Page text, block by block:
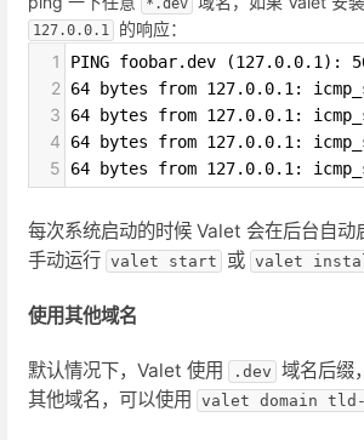
*.dev
127.0.0.1
的响应：
1
PING foobar.dev (127.0.0.1):
2 64 bytes from 127.0.0.1:
3 64 bytes from 127.0.0.1:
4 64 bytes from 127.0.0.1:
5 64 bytes from 127.0.0.1:
每次系统启动的时候 Valet 会在后台自动
手动运行 valet start 或 valet
使用其他域名
默认情况下，Valet 使用 .dev 域名后缀
其他域名，可以使用
valet domain tld-